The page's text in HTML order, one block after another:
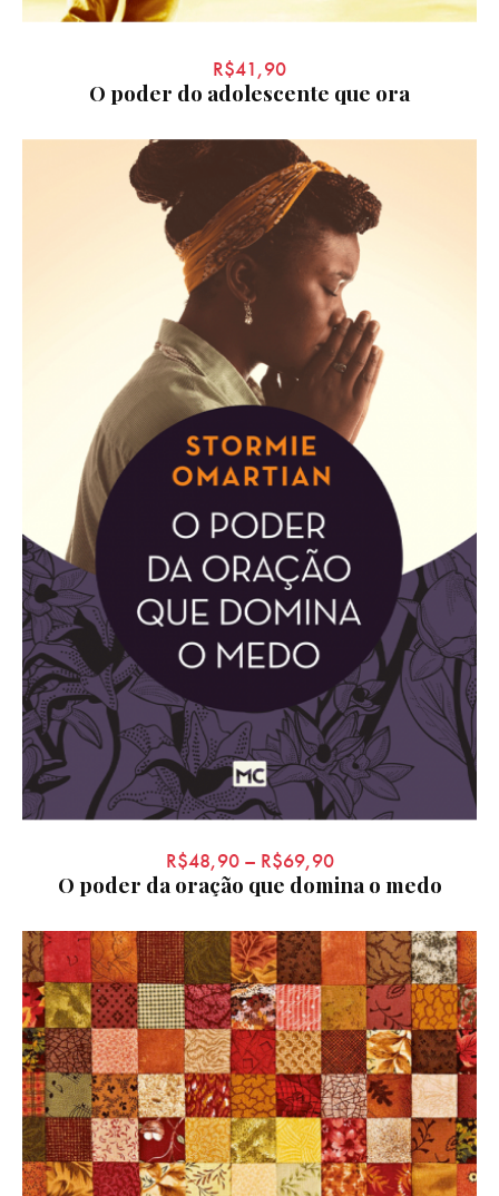
O poder do adolescente que ora
R$41,90
O poder da oração que domina o medo
R$48,90– R$69,90